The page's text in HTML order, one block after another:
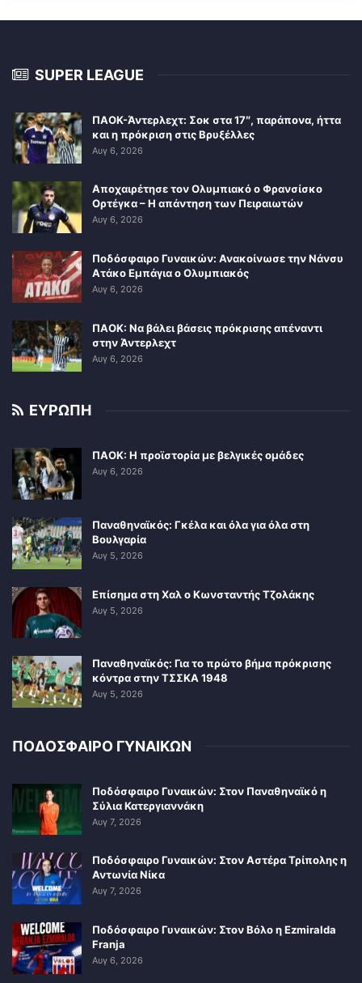
SUPER LEAGUE
ΠΑΟΚ-Άντερλεχτ: Σοκ στα 17″, παράπονα, ήττα
και η πρόκριση στις Βρυξέλλες
Αυγ 6, 2026
Αποχαιρέτησε τον Ολυμπιακό ο Φρανσίσκο
Ορτέγκα – Η απάντηση των Πειραιωτών
Αυγ 6, 2026
Ποδόσφαιρο Γυναικών: Ανακοίνωσε την Νάνσυ
Ατάκο Εμπάγια ο Ολυμπιακός
Αυγ 6, 2026
ΠΑΟΚ: Να βάλει βάσεις πρόκρισης απέναντι
στην Άντερλεχτ
Αυγ 6, 2026
ΕΥΡΩΠΗ
ΠΑΟΚ: Η προϊστορία με βελγικές ομάδες
Αυγ 6, 2026
Παναθηναϊκός: Γκέλα και όλα για όλα στη
Βουλγαρία
Αυγ 5, 2026
Επίσημα στη Χαλ ο Κωνσταντής Τζολάκης
Αυγ 5, 2026
Παναθηναϊκός: Για το πρώτο βήμα πρόκρισης
κόντρα στην ΤΣΣΚΑ 1948
Αυγ 5, 2026
ΠΟΔΟΣΦΑΙΡΟ ΓΥΝΑΙΚΩΝ
Ποδόσφαιρο Γυναικών: Στον Παναθηναϊκό η
Σύλια Κατεργιαννάκη
Αυγ 7, 2026
Ποδόσφαιρο Γυναικών: Στον Αστέρα Τρίπολης η
Αντωνία Νίκα
Αυγ 7, 2026
Ποδόσφαιρο Γυναικών: Στον Βόλο η Ezmiralda
Franja
Αυγ 6, 2026